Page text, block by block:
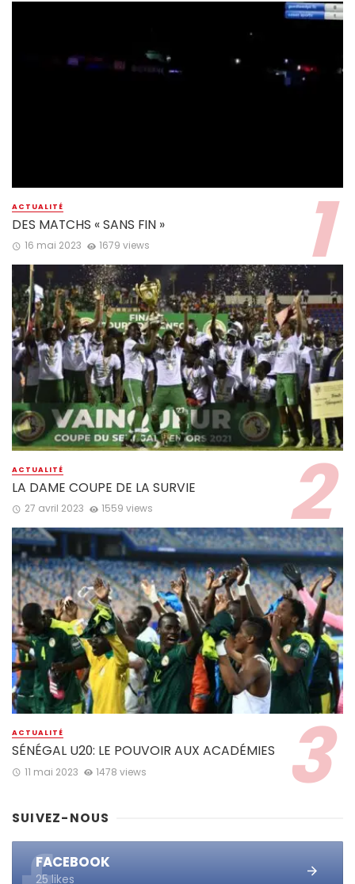
ACTUALITÉ
DES MATCHS « SANS FIN »
16 mai 2023 1679 views
ACTUALITÉ
LA DAME COUPE DE LA SURVIE
27 avril 2023 1559 views
ACTUALITÉ
SÉNÉGAL U20: LE POUVOIR AUX ACADÉMIES
11 mai 2023 1478 views
SUIVEZ-NOUS
FACEBOOK
25 likes